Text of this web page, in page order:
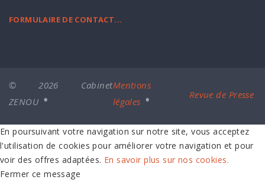
FORMULAIRE DE CONTACT...
© 2026 Cabinet
ZENOU
Mentions
légales
Revue de Presse
En poursuivant votre navigation sur notre site, vous acceptez
l'utilisation de cookies pour améliorer votre navigation et pour
voir des offres adaptées. En savoir plus sur nos cookies.
Fermer ce message